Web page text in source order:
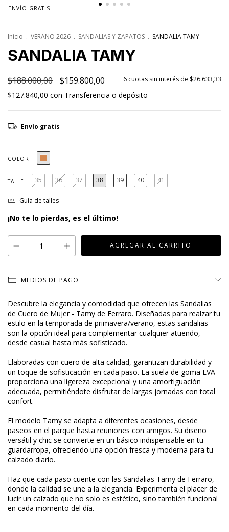
ENVÍO GRATIS
Inicio . VERANO 2026 . SANDALIAS Y ZAPATOS . SANDALIA TAMY
SANDALIA TAMY
$188.000,00 $159.800,00 6 cuotas sin interés de $26.633,33
$127.840,00 con Transferencia o depósito
Envío gratis
COLOR
TALLE 35 36 37 38 39 40 41
Guía de talles
¡No te lo pierdas, es el último!
MEDIOS DE PAGO
Descubre la elegancia y comodidad que ofrecen las Sandalias
de Cuero de Mujer - Tamy de Ferraro. Diseñadas para realzar tu
estilo en la temporada de primavera/verano, estas sandalias
son la opción ideal para complementar cualquier atuendo,
desde casual hasta más sofisticado.
Elaboradas con cuero de alta calidad, garantizan durabilidad y
un toque de sofisticación en cada paso. La suela de goma EVA
proporciona una ligereza excepcional y una amortiguación
adecuada, permitiéndote disfrutar de largas jornadas con total
confort.
El modelo Tamy se adapta a diferentes ocasiones, desde
paseos en el parque hasta reuniones con amigos. Su diseño
versátil y chic se convierte en un básico indispensable en tu
guardarropa, ofreciendo una opción fresca y moderna para tu
calzado diario.
Haz que cada paso cuente con las Sandalias Tamy de Ferraro,
donde la calidad se une a la elegancia. Experimenta el placer de
lucir un calzado que no solo es estético, sino también funcional
en cada momento del día.